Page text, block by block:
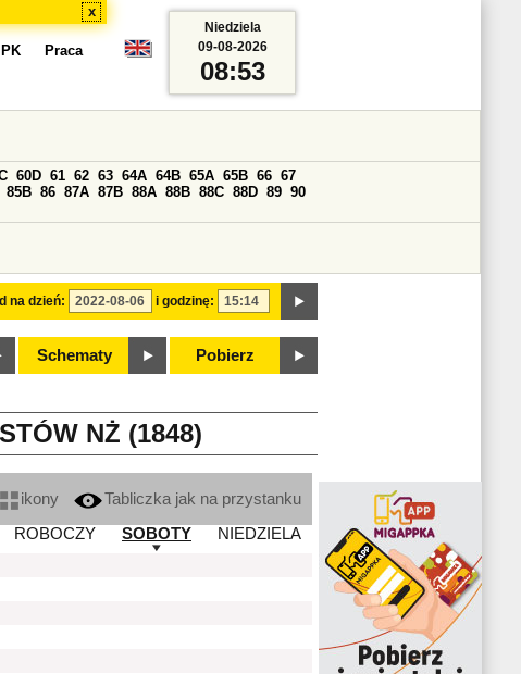
x
Praca
na dzień: i godzinę:
60D 61 62 63 64A 64B 65A 65B 66 67
85B 86 87A 87B 88A 88B 88C 88D 89 90
Schematy Pobierz
Niedziela
09-08-2026
08:53
NŻ (1848)
ikony
Tabliczka jak na przystanku
ROBOCZY
SOBOTY
NIEDZIELA